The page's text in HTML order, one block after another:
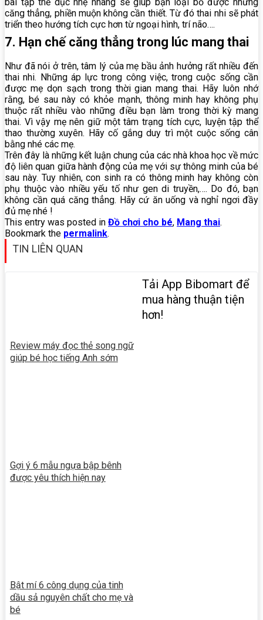
bài tập thể dục nhẹ nhàng sẽ giúp bạn loại bỏ được những
căng thẳng, phiền muộn không cần thiết. Từ đó thai nhi sẽ phát
triển theo hướng tích cực hơn từ ngoại hình, trí não….
7. Hạn chế căng thẳng trong lúc mang thai
Như đã nói ở trên, tâm lý của mẹ bầu ảnh hưởng rất nhiều đến
thai nhi. Những áp lực trong công việc, trong cuộc sống cần
được mẹ dọn sạch trong thời gian mang thai. Hãy luôn nhớ
rằng, bé sau này có khỏe mạnh, thông minh hay không phụ
thuộc rất nhiều vào những điều bạn làm trong thời kỳ mang
thai. Vì vậy mẹ nên giữ một tâm trạng tích cực, luyện tập thể
thao thường xuyên. Hãy cố gắng duy trì một cuộc sống cân
bằng nhé các mẹ.
Trên đây là những kết luận chung của các nhà khoa học về mức
độ liên quan giữa hành động của mẹ với sự thông minh của bé
sau này. Tuy nhiên, con sinh ra có thông minh hay không còn
phụ thuộc vào nhiều yếu tố như gen di truyền,…. Do đó, bạn
không cần quá căng thẳng. Hãy cứ ăn uống và nghỉ ngơi đầy
đủ mẹ nhé !
This entry was posted in Đồ chơi cho bé, Mang thai.
Bookmark the permalink.
TIN LIÊN QUAN
Review máy đọc thẻ song ngữ
giúp bé học tiếng Anh sớm
Gợi ý 6 mẫu ngựa bập bênh
được yêu thích hiện nay
Bật mí 6 công dụng của tinh
dầu sả nguyên chất cho mẹ và
bé
Tải App Bibomart để
mua hàng thuận tiện
hơn!